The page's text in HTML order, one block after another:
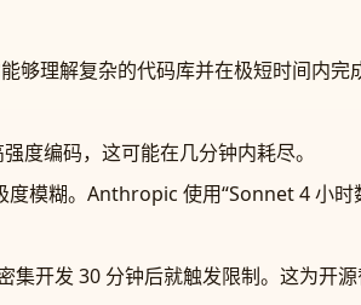
理解复杂的代码库并在极短时间内
度编码，这可能在几分钟内耗尽。
度模糊。Anthropic 使用“Sonnet 4 小
开发 30 分钟后就触发限制。这为开源